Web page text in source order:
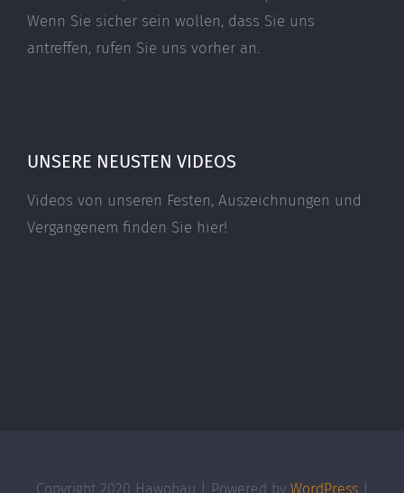
Wenn Sie sicher sein wollen, dass Sie uns
antreffen, rufen Sie uns vorher an.
UNSERE NEUSTEN VIDEOS
Videos von unseren Festen, Auszeichnungen und
Vergangenem finden Sie hier!
Copyright 2020 Hawobau | Powered by WordPress|